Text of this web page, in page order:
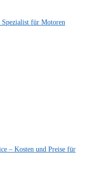
– Kosten und Preise für